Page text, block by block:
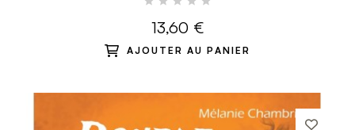
13,60 €
AJOUTER AU PANIER